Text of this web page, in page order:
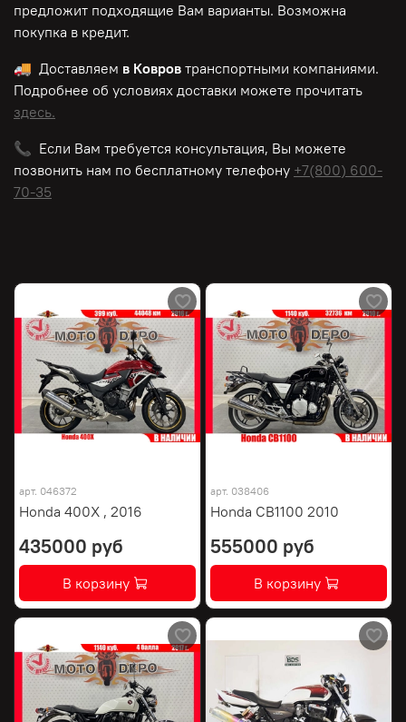
предложит подходящие Вам варианты. Возможна
покупка в кредит.
🚚 Доставляем в Ковров транспортными компаниями.
Подробнее об условиях доставки можете прочитать
здесь.
📞 Если Вам требуется консультация, Вы можете
позвонить нам по бесплатному телефону +7(800) 600-
70-35
арт. 046372
Honda 400X , 2016
435000 руб
В корзину
арт. 038406
Honda CB1100 2010
555000 руб
В корзину